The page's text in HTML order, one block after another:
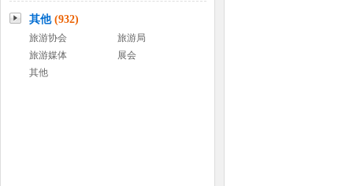
其他 (932)
旅游协会
旅游局
旅游媒体
展会
其他